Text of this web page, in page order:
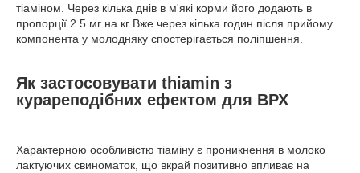
тіаміном. Через кілька днів в м'які корми його додають в
пропорції 2.5 мг на кг Вже через кілька годин після прийому
компонента у молодняку спостерігається поліпшення.
Як застосовувати thiamin з
курареподібних ефектом для ВРХ
Характерною особливістю тіаміну є проникнення в молоко
лактуючих свиноматок, що вкрай позитивно впливає на